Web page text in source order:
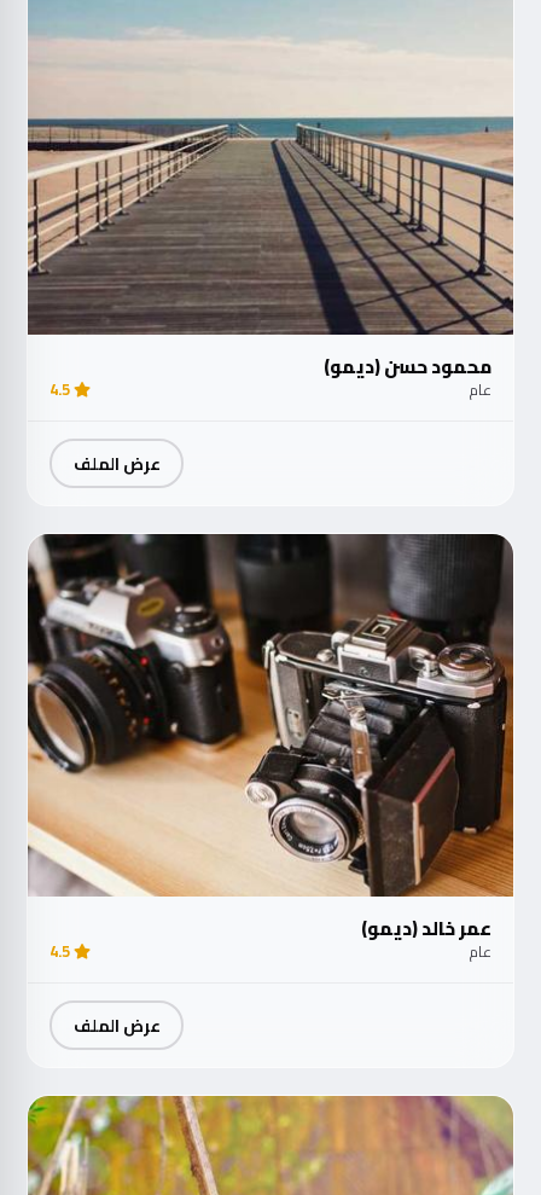
محمود حسن (ديمو)
عام 4.5
عرض الملف
عمر خالد (ديمو)
عام 4.5
عرض الملف